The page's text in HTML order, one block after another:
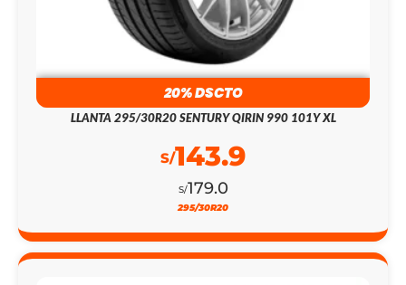
20% DSCTO
LLANTA 295/30R20 SENTURY QIRIN 990 101Y XL
S/179.0
S/143.9